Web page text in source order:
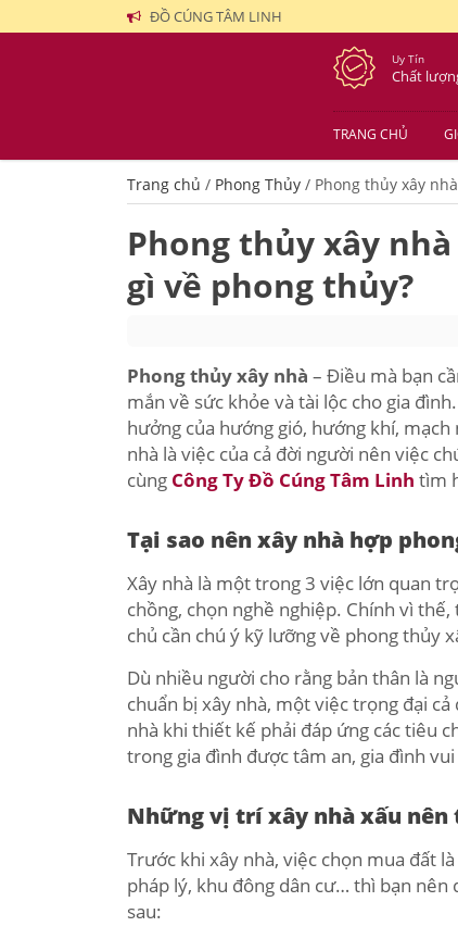
ĐỒ CÚNG TÂM LINH
Uy Tín
Chất
TRANG CHỦ
Trang chủ / Phong Thủy / Phong thủy xây
Phong thủy xây
gì về phong thủy?
Phong thủy xây nhà – Điều mà bạn
mắn về sức khỏe và tài lộc cho gia
hưởng của hướng gió, hướng khí,
nhà là việc của cả đời người nên việc
cùng Công Ty Đồ Cúng Tâm Linh tìm
Tại sao nên xây nhà hợp
Xây nhà là một trong 3 việc lớn quan
chồng, chọn nghề nghiệp. Chính vì
chủ cần chú ý kỹ lưỡng về phong thủy
Dù nhiều người cho rằng bản thân là
chuẩn bị xây nhà, một việc trọng đại
nhà khi thiết kế phải đáp ứng các tiêu
trong gia đình được tâm an, gia đình
Những vị trí xây nhà xấu
Trước khi xây nhà, việc chọn mua đất
pháp lý, khu đông dân cư… thì bạn
sau: